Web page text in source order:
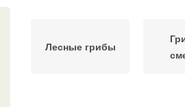
Лесные грибы